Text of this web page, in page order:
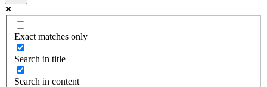
Exact matches only
Search in title
Search in content